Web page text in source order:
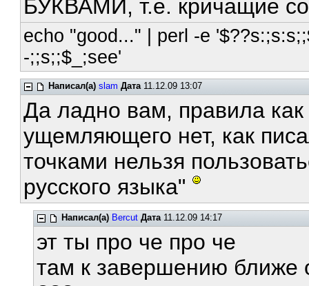
БУКВАМИ, т.е. кричащие
echo "good..." | perl -e
-;;s;;$_;see'
Написал(а) slam Дата11.12.09 13:07
Да ладно вам, правила как
ущемляющего нет, как
точками нельзя
русского языка"
Написал(а) Bercut Дата11.12.09 14:17
эт ты про че про че
там к завершению ближе